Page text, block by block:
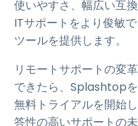
使いやすさ、幅広い互
ITサポートをより俊敏
ツールを提供します。
リモートサポートの変
できたら、Splashtop
無料トライアルを開始
答性の高いサポートの